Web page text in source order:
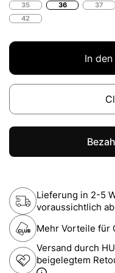
35 36 37
42
In
Lieferung in 2-5
voraussichtlich ab
Mehr Vorteile für
Versand durch
beigelegtem